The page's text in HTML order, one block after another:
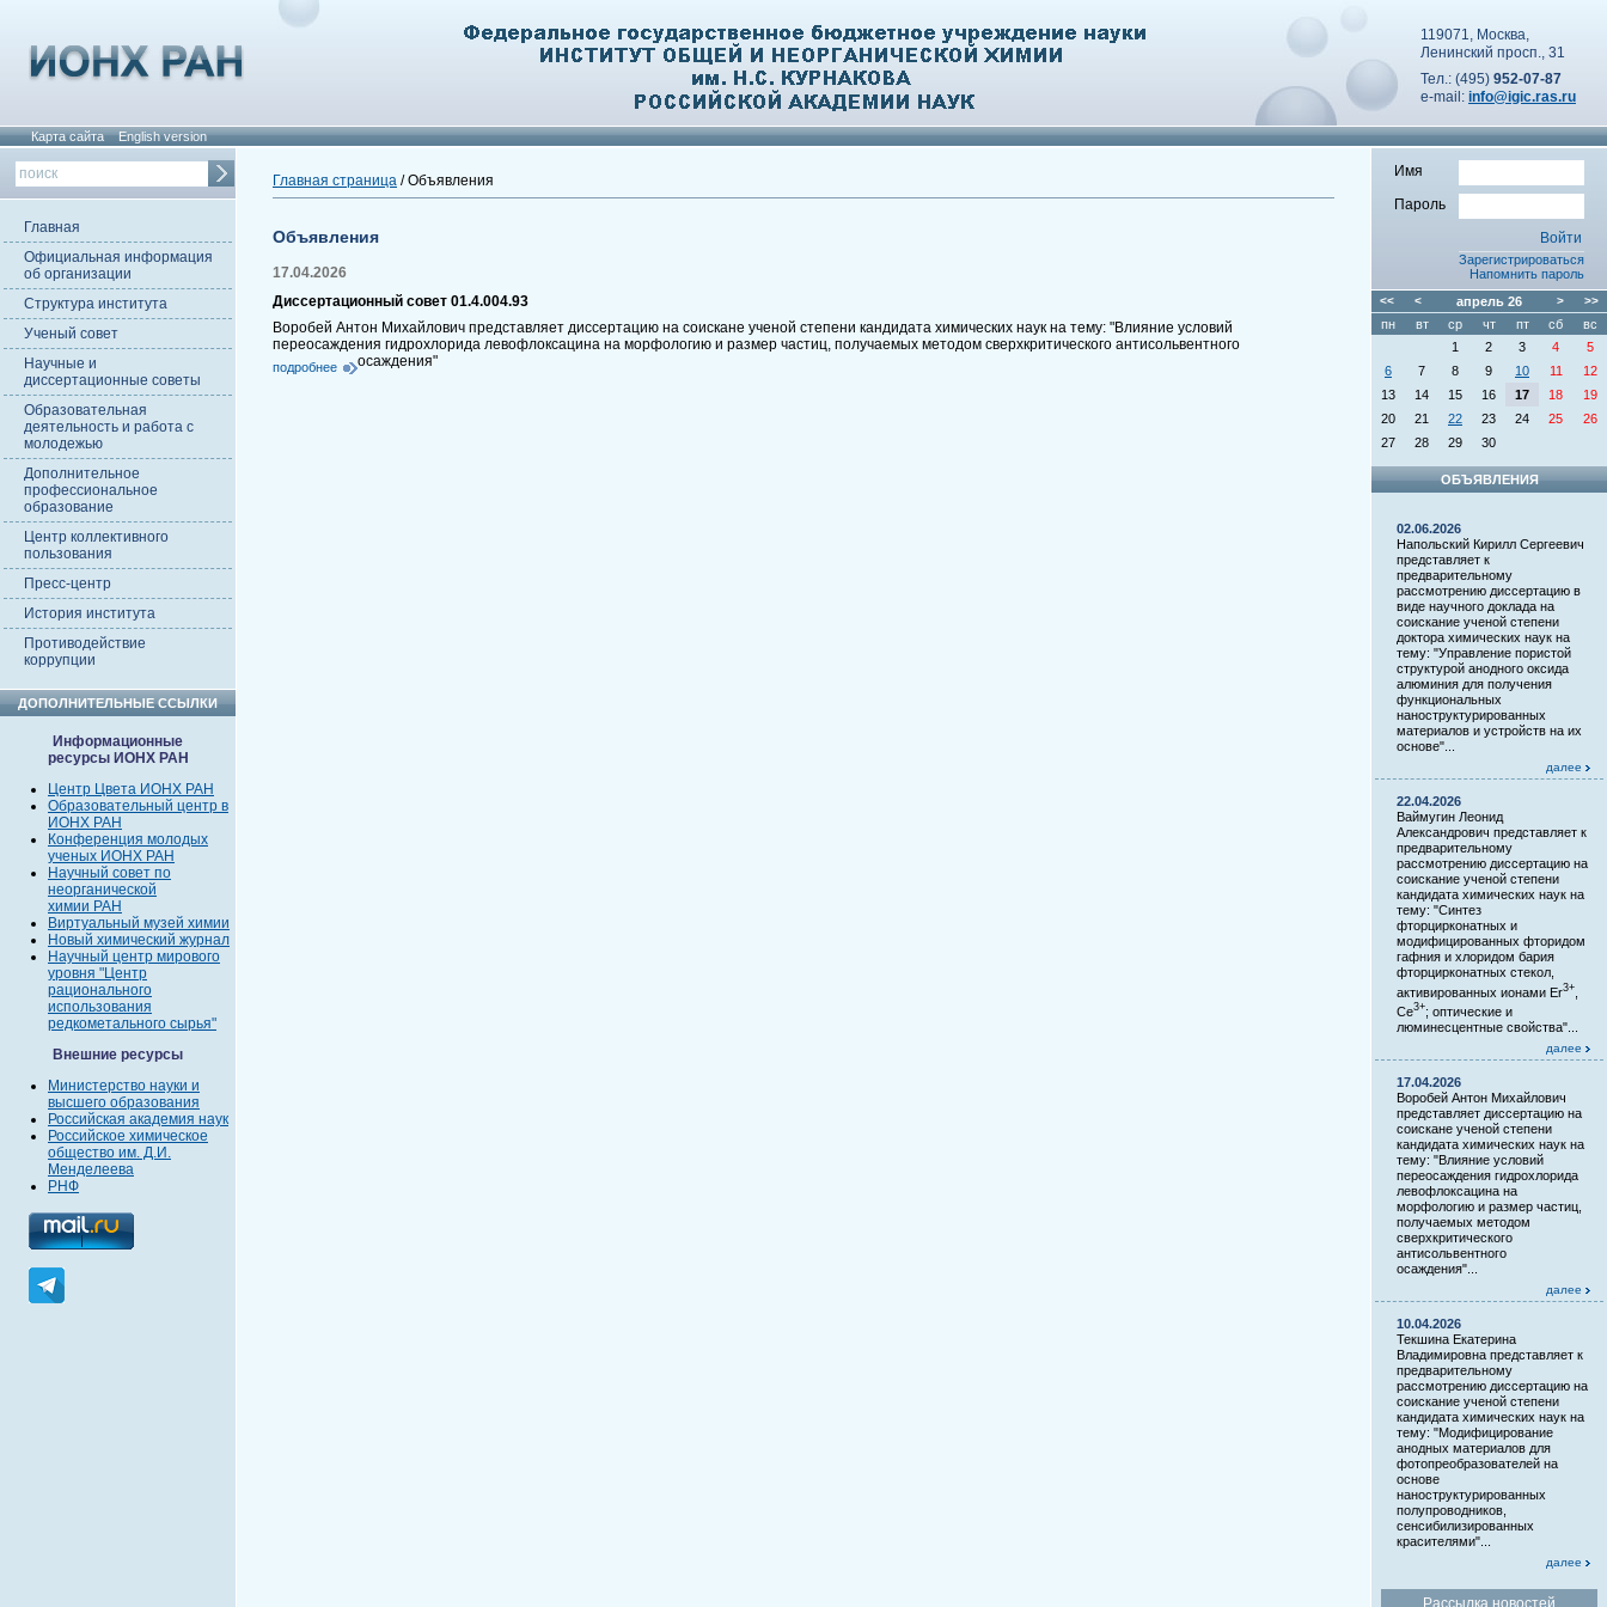
119071, Москва,
Ленинский просп., 31
Тел.: (495) 952-07-87
e-mail: info@igic.ras.ru
Карта сайта English version
Главная
Официальная информация
об организации
Структура института
Ученый совет
Научные и
диссертационные советы
Образовательная
деятельность и работа с
молодежью
Дополнительное
профессиональное
образование
Центр коллективного
пользования
Пресс-центр
История института
Противодействие
коррупции
ДОПОЛНИТЕЛЬНЫЕ ССЫЛКИ
Информационные
ресурсы ИОНХ РАН
Центр Цвета ИОНХ РАН
Образовательный центр в
ИОНХ РАН
Конференция молодых
ученых ИОНХ РАН
Научный совет по
неорганической
химии РАН
Виртуальный музей химии
Новый химический журнал
Научный центр мирового
уровня "Центр
рационального
использования
редкометального сырья"
Внешние ресурсы
Министерство науки и
высшего образования
Российская академия наук
Российское химическое
общество им. Д.И.
Менделеева
РНФ
Главная страница / Объявления
Объявления
17.04.2026
Диссертационный совет 01.4.004.93
Воробей Антон Михайлович представляет диссертацию на соискане ученой степени кандидата химических наук на тему: "Влияние условий
переосаждения гидрохлорида левофлоксацина на морфологию и размер частиц, получаемых методом сверхкритического антисольвентного
осаждения"
подробнее
Имя
Пароль
Зарегистрироваться
Напомнить пароль
<< < апрель 26 > >>
пн вт ср чт пт сб
вс
1
2 3 4
5
6
7 8 9 10 11
12
13
14 15 16 17 18
19
20
21 22 23 24 25
26
27
28 29 30
ОБЪЯВЛЕНИЯ
02.06.2026
Напольский Кирилл Сергеевич
представляет к
предварительному
рассмотрению диссертацию в
виде научного доклада на
соискание ученой степени
доктора химических наук на
тему: "Управление пористой
структурой анодного оксида
алюминия для получения
функциональных
наноструктурированных
материалов и устройств на их
основе"...
далее
22.04.2026
Ваймугин Леонид
Александрович представляет к
предварительному
рассмотрению диссертацию на
соискание ученой степени
кандидата химических наук на
тему: "Синтез
фторцирконатных и
модифицированных фторидом
гафния и хлоридом бария
фторцирконатных стекол,
активированных ионами Er3+
Ce3+; оптические и
люминесцентные свойства"...
далее
17.04.2026
Воробей Антон Михайлович
представляет диссертацию на
соискане ученой степени
кандидата химических наук на
тему: "Влияние условий
переосаждения гидрохлорида
левофлоксацина на
морфологию и размер частиц,
получаемых методом
сверхкритического
антисольвентного
осаждения"...
далее
10.04.2026
Текшина Екатерина
Владимировна представляет к
предварительному
рассмотрению диссертацию на
соискание ученой степени
кандидата химических наук на
тему: "Модифицирование
анодных материалов для
фотопреобразователей на
основе
наноструктурированных
полупроводников,
сенсибилизированных
красителями"...
далее